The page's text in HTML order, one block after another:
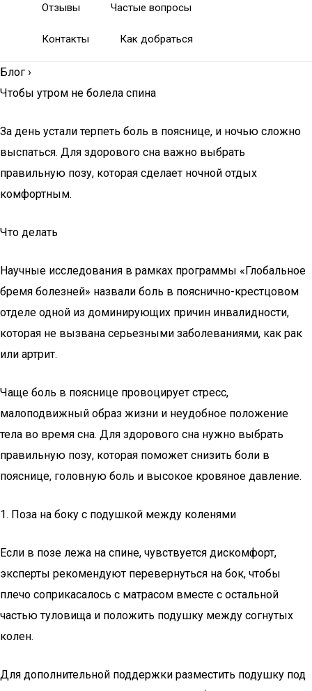
Отзывы Частые вопросы
Контакты Как добраться
Блог ›
Чтобы утром не болела спина
За день устали терпеть боль в пояснице, и ночью сложно
выспаться. Для здорового сна важно выбрать
правильную позу, которая сделает ночной отдых
комфортным.
Что делать
Научные исследования в рамках программы «Глобальное
бремя болезней» назвали боль в пояснично-крестцовом
отделе одной из доминирующих причин инвалидности,
которая не вызвана серьезными заболеваниями, как рак
или артрит.
Чаще боль в пояснице провоцирует стресс,
малоподвижный образ жизни и неудобное положение
тела во время сна. Для здорового сна нужно выбрать
правильную позу, которая поможет снизить боли в
пояснице, головную боль и высокое кровяное давление.
1. Поза на боку с подушкой между коленями
Если в позе лежа на спине, чувствуется дискомфорт,
эксперты рекомендуют перевернуться на бок, чтобы
плечо соприкасалось с матрасом вместе с остальной
частью туловища и положить подушку между согнутых
колен.
Для дополнительной поддержки разместить подушку под